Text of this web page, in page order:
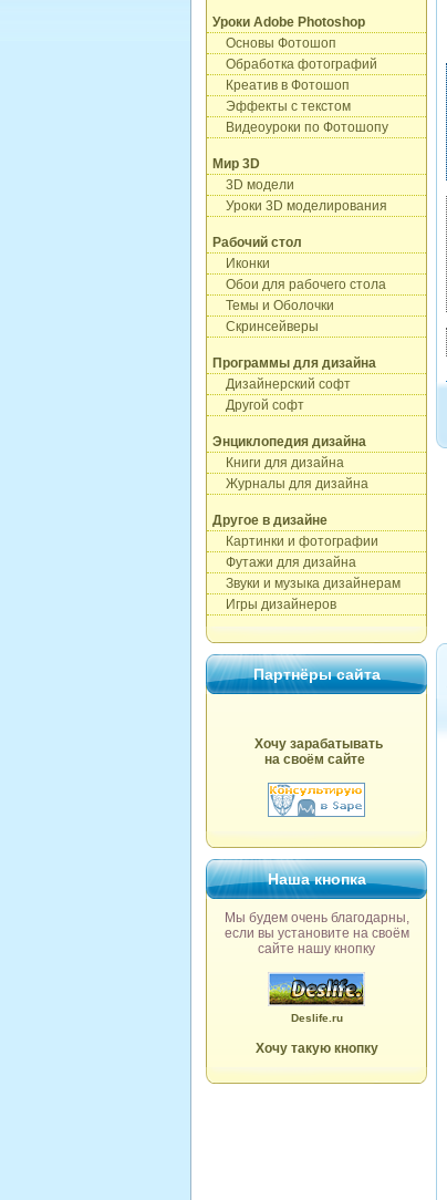
Уроки Adobe Photoshop
Основы Фотошоп
Обработка фотографий
Креатив в Фотошоп
Эффекты с текстом
Видеоуроки по Фотошопу
Мир 3D
3D модели
Уроки 3D моделирования
Рабочий стол
Иконки
Обои для рабочего стола
Темы и Оболочки
Скринсейверы
Программы для дизайна
Дизайнерский софт
Другой софт
Энциклопедия дизайна
Книги для дизайна
Журналы для дизайна
Другое в дизайне
Картинки и фотографии
Футажи для дизайна
Звуки и музыка дизайнерам
Игры дизайнеров
Партнёры сайта
Хочу зарабатывать
на своём сайте
Наша кнопка
Мы будем очень благодарны,
если вы установите на своём
сайте нашу кнопку
Deslife.ru
Хочу такую кнопку